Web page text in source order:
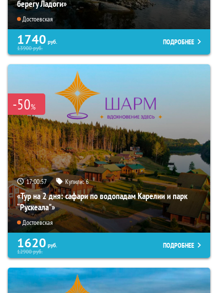
берегу Ладоги»
Достоевская
1740 руб.
13900руб.
ПОДРОБНЕЕ
-50%
17:00:56 Купили:6
«Тур на 2 дня: сафари по водопадам Карелии и парк
“Рускеала"»
Достоевская
1620 руб.
12900руб.
ПОДРОБНЕЕ